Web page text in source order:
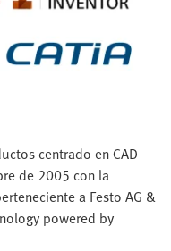
centrado en CAD
de 2005 con la
a Festo AG &
powered by